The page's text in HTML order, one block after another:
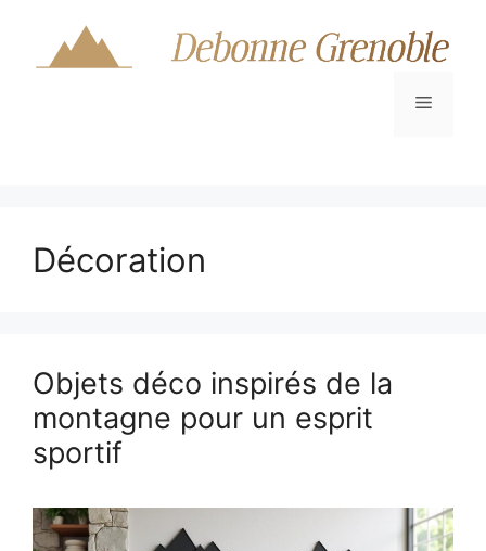
contenu
Menu
Décoration
Objets déco inspirés de la
montagne pour un esprit
sportif